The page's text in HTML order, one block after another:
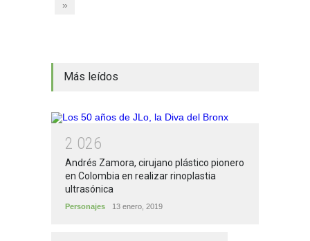
»
Más leídos
2 026
Andrés Zamora, cirujano plástico pionero
en Colombia en realizar rinoplastia
ultrasónica
Personajes 13 enero, 2019